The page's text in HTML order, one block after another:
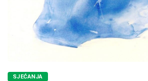
SJEĆANJA